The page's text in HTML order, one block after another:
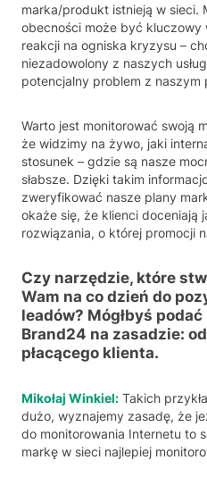
marka/produkt istnieją w sieci.
obecności może być kluczowy
reakcji na ogniska kryzysu –
niezadowolony z naszych
potencjalny problem z naszym
Warto jest monitorować swoją
że widzimy na żywo, jaki
stosunek – gdzie są nasze
słabsze. Dzięki takim
zweryfikować nasze plany
okaże się, że klienci doceniają
rozwiązania, o której promocji
Czy narzędzie, które
Wam na co dzień do
leadów? Mógłbyś
Brand24 na zasadzie:
płacącego klienta.
Mikołaj Winkiel: Takich
dużo, wyznajemy zasadę, że
do monitorowania Internetu to
markę w sieci najlepiej